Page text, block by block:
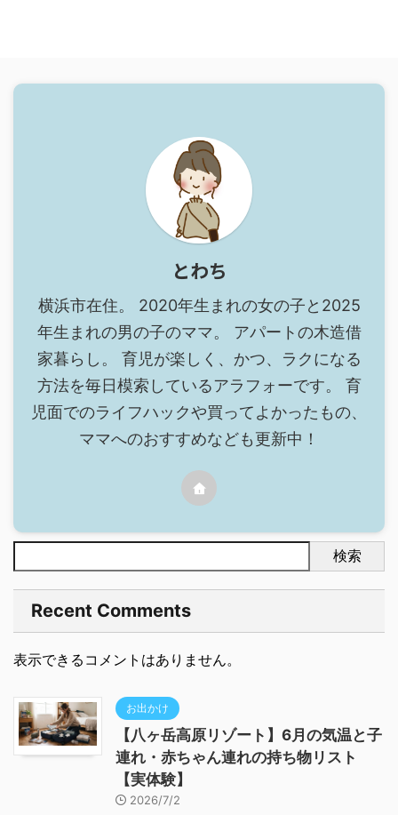
とわち
横浜市在住。 2020年生まれの女の子と2025
年生まれの男の子のママ。 アパートの木造借
家暮らし。 育児が楽しく、かつ、ラクになる
方法を毎日模索しているアラフォーです。 育
児面でのライフハックや買ってよかったもの、
ママへのおすすめなども更新中！
検索
Recent Comments
表示できるコメントはありません。
お出かけ
【八ヶ岳高原リゾート】6月の気温と子
連れ・赤ちゃん連れの持ち物リスト
【実体験】
2026/7/2